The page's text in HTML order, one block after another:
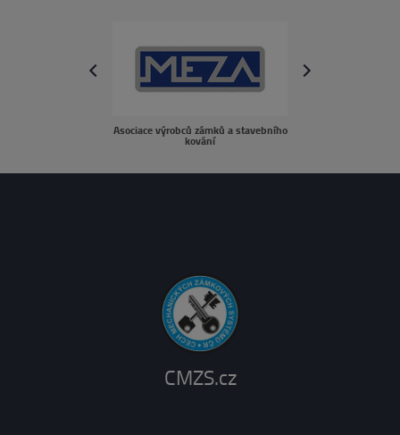
Asociace výrobců zámků a stavebního
kování
prev next
CMZS.cz